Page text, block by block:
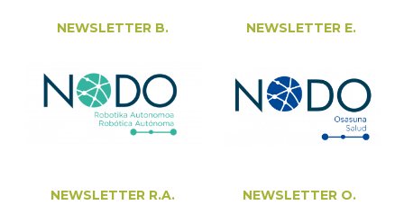
NEWSLETTER B. NEWSLETTER E.
NEWSLETTER R.A. NEWSLETTER O.